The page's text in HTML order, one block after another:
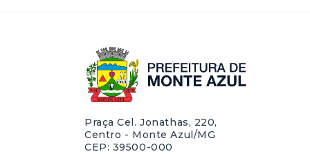
Praça Cel. Jonathas, 220,
Centro - Monte Azul/MG
CEP: 39500-000